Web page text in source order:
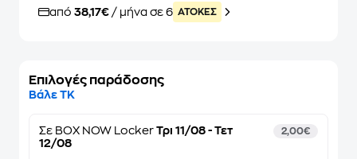
από 38,17€ / μήνα σε 6 ATOKEΣ
Επιλογές παράδοσης
Βάλε ΤΚ
Σε BOX NOW Locker Τρι 11/08 - Τετ
12/08
2,00€